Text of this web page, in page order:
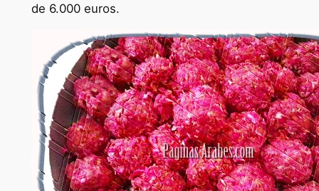
de 6.000 euros.